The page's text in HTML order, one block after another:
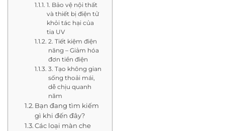
1. Bảo vệ nội thất
và thiết bị điện tử
khỏi tác hại của
tia UV
2. Tiết kiệm điện
năng – Giảm hóa
đơn tiền điện
3. Tạo không gian
sống thoải mái,
dễ chịu quanh
năm
Bạn đang tìm kiếm
gì khi đến đây?
Các loại màn che